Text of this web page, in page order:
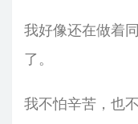
我好像还在做着
了。
我不怕辛苦，也